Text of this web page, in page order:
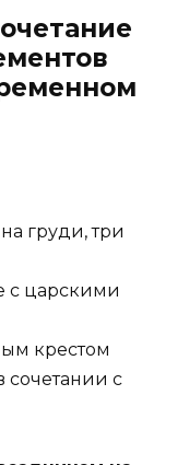
груди, три
с царскими
крестом
с